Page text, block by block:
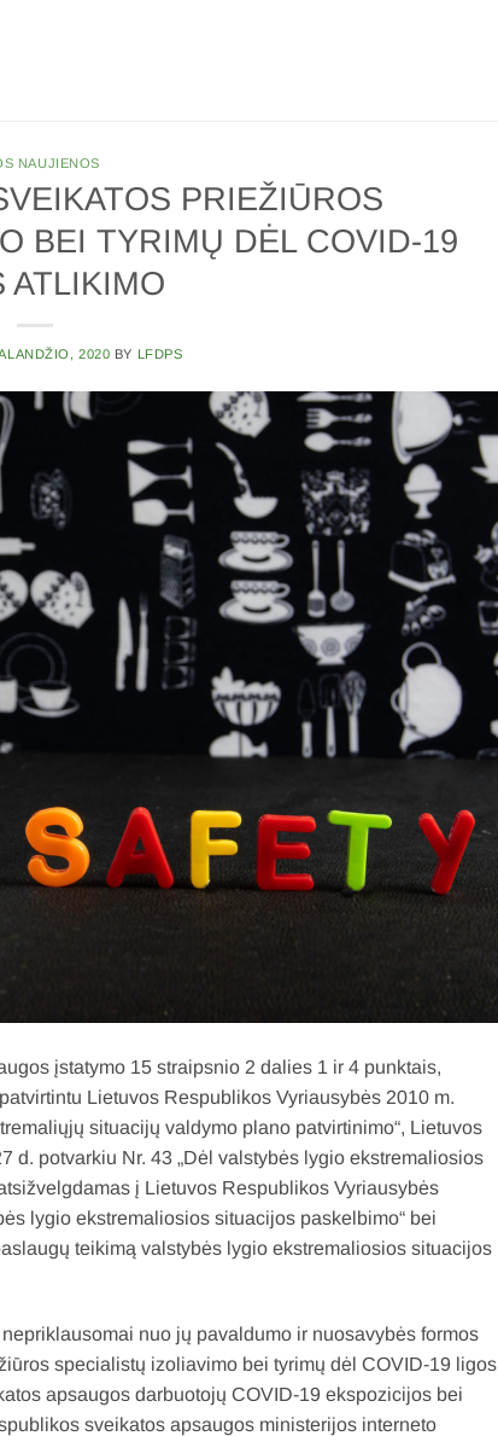
NAUJIENOS
PRIEŽIŪROS
BEI TYRIMŲ DĖL COVID-19
ATLIKIMO
2020 BY LFDPS
įstatymo 15 straipsnio 2 dalies 1 ir 4 punktais,
Lietuvos Respublikos Vyriausybės 2010 m.
situacijų valdymo plano patvirtinimo“, Lietuvos
d. potvarkiu Nr. 43 „Dėl valstybės lygio ekstremaliosios
į Lietuvos Respublikos Vyriausybės
lygio ekstremaliosios situacijos paskelbimo“ bei
teikimą valstybės lygio ekstremaliosios situacijos
nuo jų pavaldumo ir nuosavybės formos
specialistų izoliavimo bei tyrimų dėl COVID-19 ligos
apsaugos darbuotojų COVID-19 ekspozicijos bei
sveikatos apsaugos ministerijos interneto